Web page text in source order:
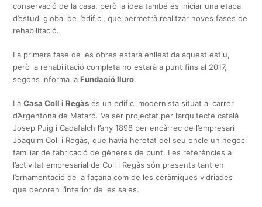
conservació de la casa, però la idea també és iniciar una etapa
d’estudi global de l’edifici, que permetrà realitzar noves fases de
rehabilitació.
La primera fase de les obres estarà enllestida aquest estiu,
però la rehabilitació completa no estarà a punt fins al 2017,
segons informa laFundació Iluro.
LaCasa Coll i Regàs és un edifici modernista situat al carrer
d’Argentona de Mataró. Va ser projectat per l’arquitecte català
Josep Puig i Cadafalch l’any 1898 per encàrrec de l’empresari
Joaquim Coll i Regàs, que havia heretat del seu oncle un negoci
familiar de fabricació de gèneres de punt. Les referències a
l’activitat empresarial de Coll i Regàs són presents tant en
l’ornamentació de la façana com de les ceràmiques vidriades
que decoren l’interior de les sales.